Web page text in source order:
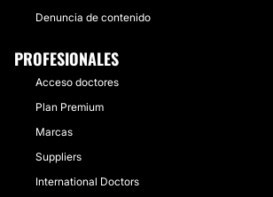
Denuncia de contenido
PROFESIONALES
Acceso doctores
Plan Premium
Marcas
Suppliers
International Doctors